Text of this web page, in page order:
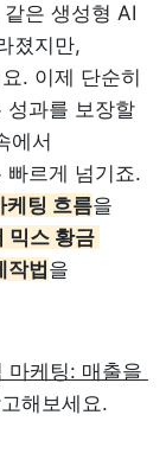
은 생성형 AI
졌지만,
. 이제 단순히
성과를 보장할
에서
빠르게 넘기죠.
케팅 흐름을
믹스 황금
작법 을
마케팅: 매출을
해보세요.